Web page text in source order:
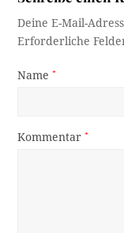
Deine E-Mail-
Erforderliche
Name*
Kommentar*